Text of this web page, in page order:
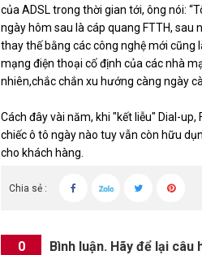
của ADSL trong thời gian tới, ông nói:
ngày hôm sau là cáp quang FTTH, sau
thay thế bằng các công nghệ mới cũng
mạng điện thoại cố định của các nhà
nhiên,chắc chắn xu hướng càng ngày
Cách đây vài năm, khi "kết liễu" Dial-
chiếc ô tô ngày nào tuy vẫn còn hữu
cho khách hàng.
Chia sẻ :
0 Bình luận. Hãy để lại